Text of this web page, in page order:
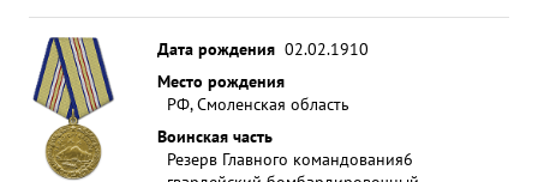
Дата рождения 02.02.1910
Место рождения
РФ, Смоленская область
Воинская часть
Резерв Главного командования6